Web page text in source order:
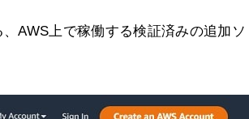
AWS上で稼働する検証済みの追加ソ